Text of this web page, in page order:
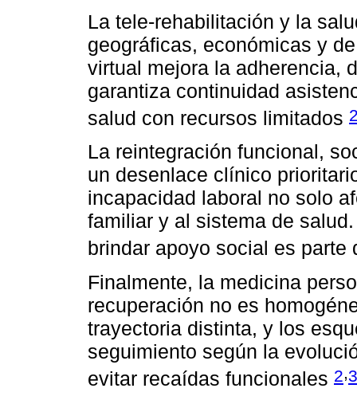
La tele-rehabilitación y la
geográficas, económicas y
virtual mejora la adherencia,
garantiza continuidad
salud con recursos limitados
La reintegración funcional,
un desenlace clínico
incapacidad laboral no solo
familiar y al sistema de
brindar apoyo social es
Finalmente, la medicina
recuperación no es
trayectoria distinta, y los
seguimiento según la
evitar recaídas funcionales 2,3